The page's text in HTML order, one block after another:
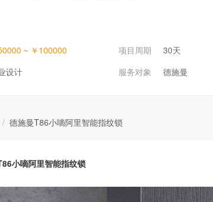
~ ￥ 100000 项目周期 30天
设计 服务对象 德施曼
/ 德施曼T86小嘀阿里智能指纹锁
小嘀阿里智能指纹锁